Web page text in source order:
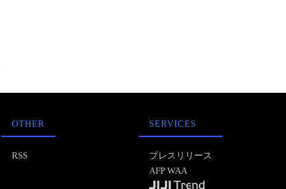
OTHER
RSS
SERVICES
プレスリリース
AFP WAA